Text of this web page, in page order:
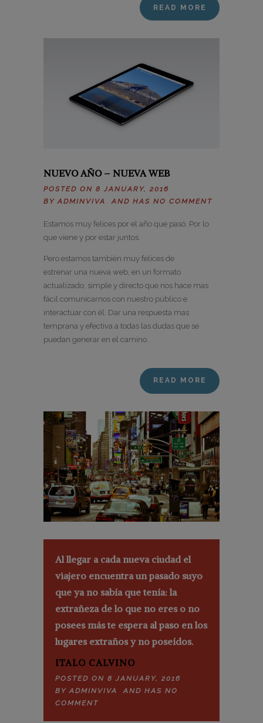
READ MORE
NUEVO AÑO – NUEVA WEB
POSTED ON 8 JANUARY, 2016
BYADMINVIVA AND HAS NO COMMENT
Estamos muy felices por el año que pasó. Por lo
que viene y por estar juntos.
Pero estamos también muy felices de
estrenar una nueva web, en un formato
actualizado, simple y directo que nos hace mas
fácil comunicarnos con nuestro público e
interactuar con él. Dar una respuesta mas
temprana y efectiva a todas las dudas que se
puedan generar en el camino.
READ MORE
Al llegar a cada nueva ciudad el
viajero encuentra un pasado suyo
que ya no sabía que tenía: la
extrañeza de lo que no eres o no
posees más te espera al paso en los
lugares extraños y no poseídos.
ITALO CALVINO
POSTED ON 8 JANUARY, 2016
BY ADMINVIVA AND HAS NO
COMMENT